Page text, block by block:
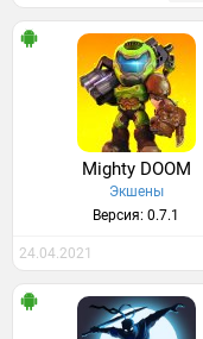
Mighty DOOM
Экшены
Версия: 0.7.1
24.04.2021